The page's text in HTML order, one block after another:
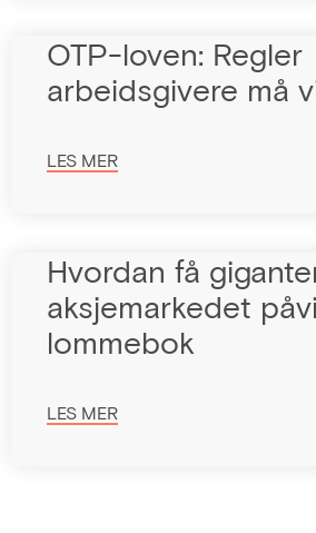
OTP-loven: Regler
arbeidsgivere må
LES MER
Hvordan få
aksjemarkedet
lommebok
LES MER